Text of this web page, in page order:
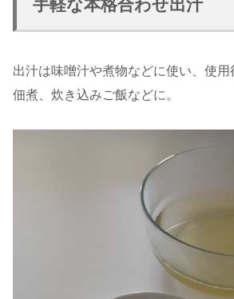
手軽な本格合わせ出汁
出汁は味噌汁や煮物などに使い、使用
佃煮、炊き込みご飯などに。